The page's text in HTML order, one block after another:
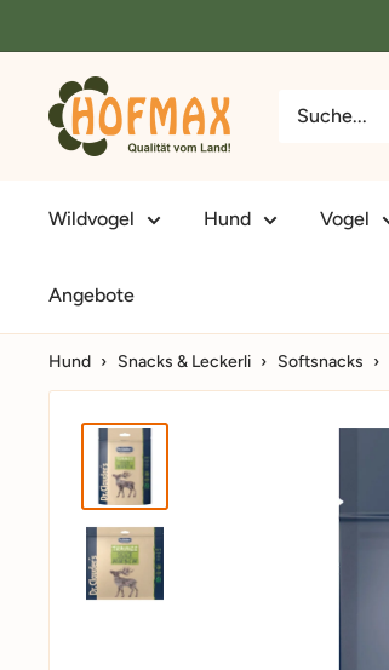
zum
hofmax.de
Wildvogel Hund Vogel
Angebote
Hund › Snacks & Leckerli › Softsnacks ›